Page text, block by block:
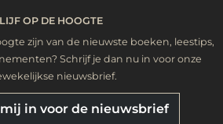
OP DE HOOGTE
zijn van de nieuwste boeken, leestips,
Schrijf je dan nu in voor onze
nieuwsbrief.
in voor de nieuwsbrief